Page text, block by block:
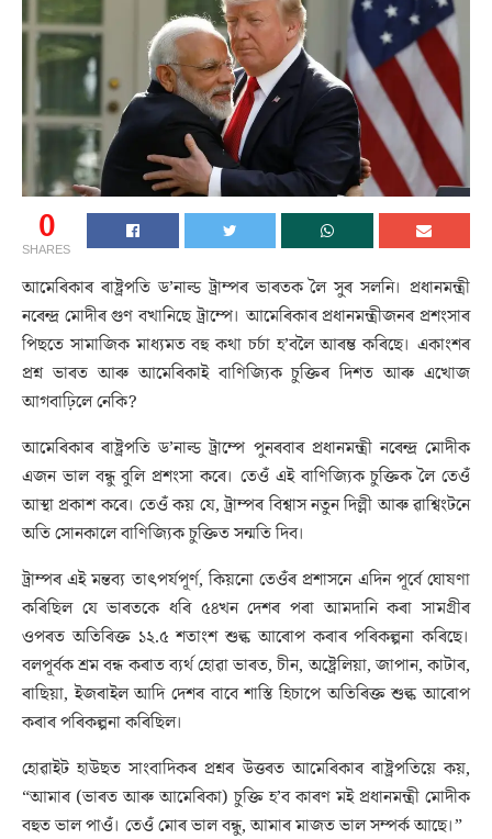
0
SHARES
আমেৰিকাৰ ৰাষ্ট্ৰপতি ড’নাল্ড ট্ৰাম্পৰ ভাৰতক লৈ সুৰ সলনি। প্ৰধানমন্ত্ৰী
নৰেন্দ্ৰ মোদীৰ গুণ বখানিছে ট্ৰাম্পে। আমেৰিকাৰ প্ৰধানমন্ত্ৰীজনৰ প্ৰশংসাৰ
পিছতে সামাজিক মাধ্যমত বহু কথা চৰ্চা হ’বলৈ আৰম্ভ কৰিছে। একাংশৰ
প্ৰশ্ন ভাৰত আৰু আমেৰিকাই বাণিজ্যিক চুক্তিৰ দিশত আৰু এখোজ
আগবাঢ়িলে নেকি?
আমেৰিকাৰ ৰাষ্ট্ৰপতি ড’নাল্ড ট্ৰাম্পে পুনৰবাৰ প্ৰধানমন্ত্ৰী নৰেন্দ্ৰ মোদীক
এজন ভাল বন্ধু বুলি প্ৰশংসা কৰে। তেওঁ এই বাণিজ্যিক চুক্তিক লৈ তেওঁ
আস্থা প্ৰকাশ কৰে। তেওঁ কয় যে, ট্ৰাম্পৰ বিশ্বাস নতুন দিল্লী আৰু ৱাশ্বিংটনে
অতি সোনকালে বাণিজ্যিক চুক্তিত সন্মতি দিব।
ট্ৰাম্পৰ এই মন্তব্য তাৎপৰ্যপূৰ্ণ, কিয়নো তেওঁৰ প্ৰশাসনে এদিন পূৰ্বে ঘোষণা
কৰিছিল যে ভাৰতকে ধৰি ৫৪খন দেশৰ পৰা আমদানি কৰা সামগ্ৰীৰ
ওপৰত অতিৰিক্ত ১২.৫ শতাংশ শুল্ক আৰোপ কৰাৰ পৰিকল্পনা কৰিছে।
বলপূৰ্বক শ্ৰম বন্ধ কৰাত ব্যৰ্থ হোৱা ভাৰত, চীন, অষ্ট্ৰেলিয়া, জাপান, কাটাৰ,
ৰাছিয়া, ইজৰাইল আদি দেশৰ বাবে শাস্তি হিচাপে অতিৰিক্ত শুল্ক আৰোপ
কৰাৰ পৰিকল্পনা কৰিছিল।
হোৱাইট হাউছত সাংবাদিকৰ প্ৰশ্নৰ উত্তৰত আমেৰিকাৰ ৰাষ্ট্ৰপতিয়ে কয়,
“আমাৰ (ভাৰত আৰু আমেৰিকা) চুক্তি হ’ব কাৰণ মই প্ৰধানমন্ত্ৰী মোদীক
বহুত ভাল পাওঁ। তেওঁ মোৰ ভাল বন্ধু, আমাৰ মাজত ভাল সম্পৰ্ক আছে।”